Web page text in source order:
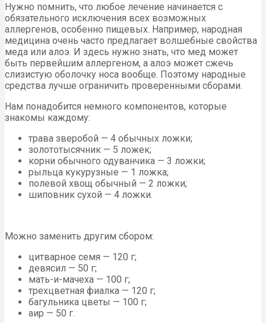
Нужно помнить, что любое лечение начинается с
обязательного исключения всех возможных
аллергенов, особенно пищевых. Например, народная
медицина очень часто предлагает волшебные свойства
меда или алоэ. И здесь нужно знать, что мед может
быть первейшим аллергеном, а алоэ может сжечь
слизистую оболочку носа вообще. Поэтому народные
средства лучше ограничить проверенными сборами.
Нам понадобится немного компонентов, которые
знакомы каждому:
трава зверобой — 4 обычных ложки;
золототысячник — 5 ложек;
корни обычного одуванчика — 3 ложки;
рыльца кукурузные — 1 ложка;
полевой хвощ обычный — 2 ложки;
шиповник сухой — 4 ложки.
Можно заменить другим сбором:
цитварное семя — 120 г;
девясил — 50 г;
мать-и-мачеха — 100 г;
трехцветная фиалка — 120 г;
багульника цветы — 100 г;
аир — 50 г.